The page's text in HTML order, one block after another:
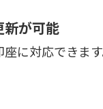
新が可能
に対応できます